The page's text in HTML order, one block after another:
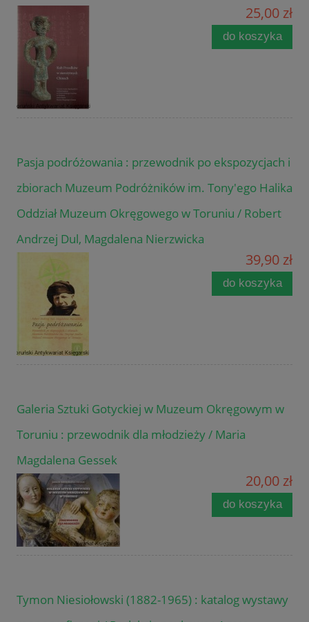
25,00 zł
do koszyka
Pasja podróżowania : przewodnik po ekspozycjach i
zbiorach Muzeum Podróżników im. Tony'ego Halika
Oddział Muzeum Okręgowego w Toruniu / Robert
Andrzej Dul, Magdalena Nierzwicka
39,90 zł
do koszyka
Galeria Sztuki Gotyckiej w Muzeum Okręgowym w
Toruniu : przewodnik dla młodzieży / Maria
Magdalena Gessek
20,00 zł
do koszyka
Tymon Niesiołowski (1882-1965) : katalog wystawy